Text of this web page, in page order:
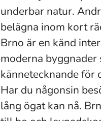
underbar natur.
belägna inom kort
Brno är en känd
moderna byggnader
kännetecknande för
Har du någonsin
lång ögat kan nå.